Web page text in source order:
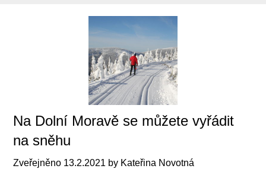
Na Dolní Moravě se můžete vyřádit
na sněhu
Zveřejněno 13.2.2021 by Kateřina Novotná